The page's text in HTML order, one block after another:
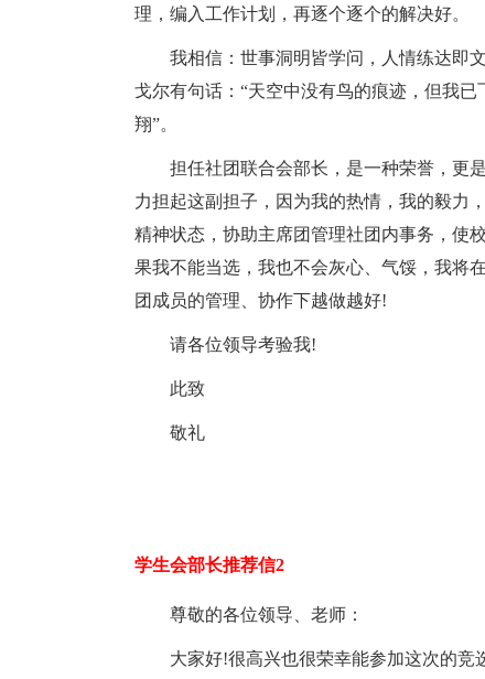
理，编入工作计划，再逐个逐个的解决好。
我相信：世事洞明皆学问，人情练达即
戈尔有句话：“天空中没有鸟的痕迹，但我
翔”。
担任社团联合会部长，是一种荣誉，更
力担起这副担子，因为我的热情，我的毅力
精神状态，协助主席团管理社团内事务，使
果我不能当选，我也不会灰心、气馁，我将
团成员的管理、协作下越做越好!
请各位领导考验我!
此致
敬礼
学生会部长推荐信2
尊敬的各位领导、老师：
大家好!很高兴也很荣幸能参加这次的竞